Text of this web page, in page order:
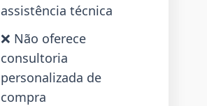
assistência técnica
❌ Não oferece
consultoria
personalizada de
compra